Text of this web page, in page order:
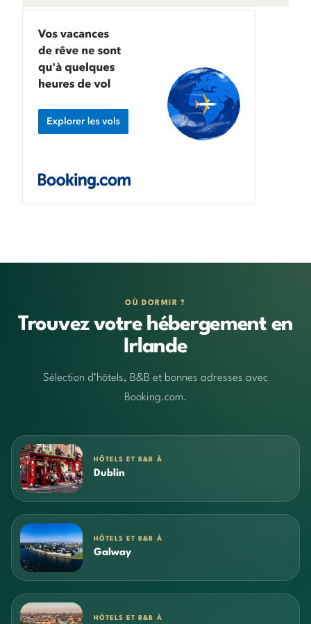
OÙ DORMIR ?
Trouvez votre hébergement en
Irlande
Sélection d’hôtels, B&B et bonnes adresses avec
Booking.com.
HÔTELS ET B&B À
Dublin
HÔTELS ET B&B À
Galway
HÔTELS ET B&B À